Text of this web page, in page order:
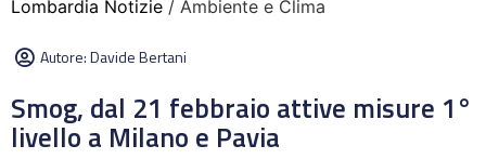
Lombardia Notizie / Ambiente e Clima
Autore:Davide Bertani
Smog, dal 21 febbraio attive misure 1°
livello a Milano e Pavia